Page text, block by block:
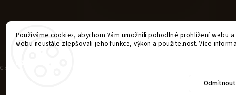
Používáme cookies, abychom Vám umožnili pohodlné prohlížení webu
webu neustále zlepšovali jeho funkce, výkon a použitelnost. Více
Odmítnout
Copyright 2026